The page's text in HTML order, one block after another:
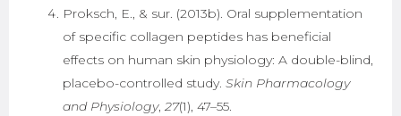
Proksch, E., & sur. (2013b). Oral supplementation
of specific collagen peptides has beneficial
effects on human skin physiology: A double-blind,
placebo-controlled study. Skin Pharmacology
and Physiology, 27(1), 47–55.